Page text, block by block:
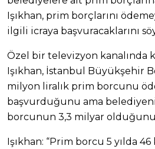
Işıkhan, prim borçlarını
ilgili icraya başvuracaklarını
Özel bir televizyon kanalında
Işıkhan, İstanbul Büyükşehir
milyon liralık prim borcunu
başvurduğunu ama
borcunun 3,3 milyar
Işıkhan: “Prim borcu 5 yılda